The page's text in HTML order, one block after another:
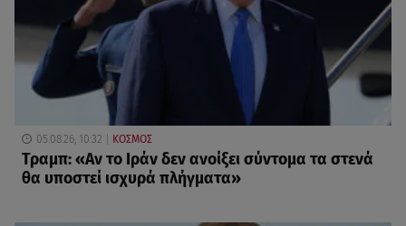
05.08.26, 10:32 ΚΟΣΜΟΣ
Τραμπ: «Αν το Ιράν δεν ανοίξει σύντομα τα στενά
θα υποστεί ισχυρά πλήγματα»